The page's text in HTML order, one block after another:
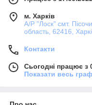
м. Харків
А/Р "Лоск" смт.
область, 62416,
Контакти
Сьогодні працює з
Показати весь